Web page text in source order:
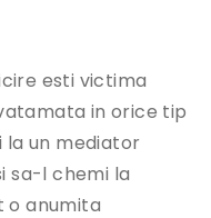
esti victima
in orice tip
la un mediator
sa-l chemi la
o anumita